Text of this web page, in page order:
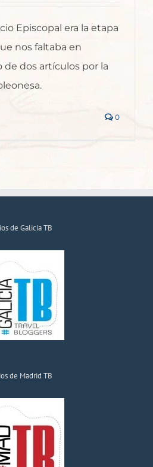
Episcopal era la etapa
nos faltaba en
dos artículos por la
0
de Galicia TB
de Madrid TB